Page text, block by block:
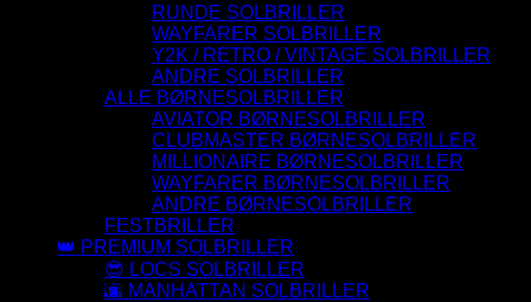
RUNDE SOLBRILLER
WAYFARER SOLBRILLER
Y2K / RETRO / VINTAGE SOLBRILLER
ANDRE SOLBRILLER
ALLE BØRNESOLBRILLER
AVIATOR BØRNESOLBRILLER
CLUBMASTER BØRNESOLBRILLER
MILLIONAIRE BØRNESOLBRILLER
WAYFARER BØRNESOLBRILLER
ANDRE BØRNESOLBRILLER
FESTBRILLER
👑 PREMIUM SOLBRILLER
😎 LOCS SOLBRILLER
🌆 MANHATTAN SOLBRILLER